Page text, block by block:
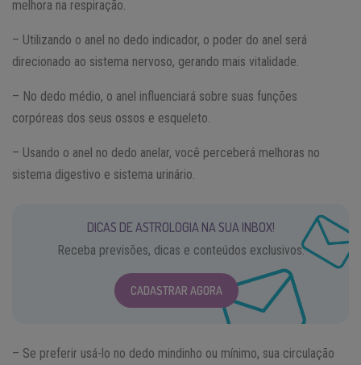
melhora na respiração.
– Utilizando o anel no dedo indicador, o poder do anel será
direcionado ao sistema nervoso, gerando mais vitalidade.
– No dedo médio, o anel influenciará sobre suas funções
corpóreas dos seus ossos e esqueleto.
– Usando o anel no dedo anelar, você perceberá melhoras no
sistema digestivo e sistema urinário.
DICAS DE ASTROLOGIA NA SUA INBOX!
Receba previsões, dicas e conteúdos exclusivos.
CADASTRAR AGORA
– Se preferir usá-lo no dedo mindinho ou mínimo, sua circulação